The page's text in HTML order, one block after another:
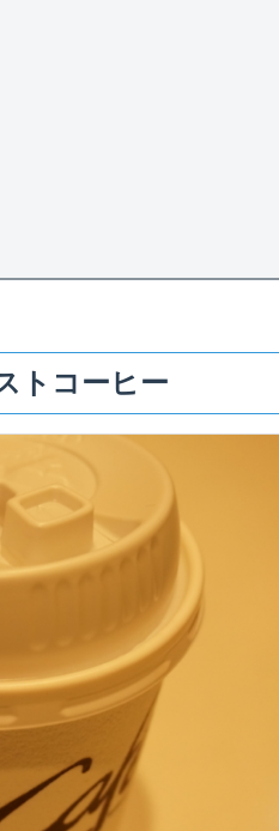
トコーヒー